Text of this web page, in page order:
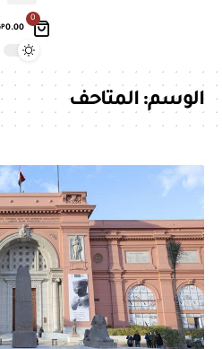
0
EGP0.00
الوسم:المتاحف